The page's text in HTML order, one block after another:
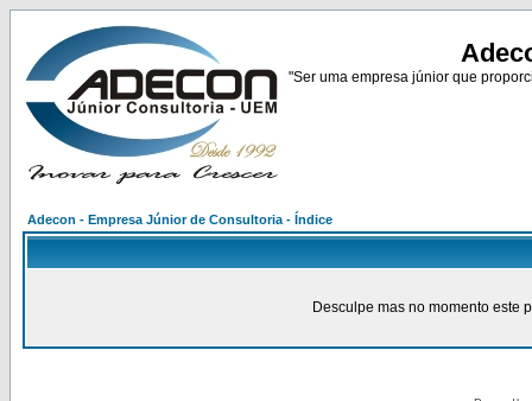
"Ser uma empresa júnior que
Adecon - Empresa Júnior de Consultoria - Índice
Desculpe mas no momento este